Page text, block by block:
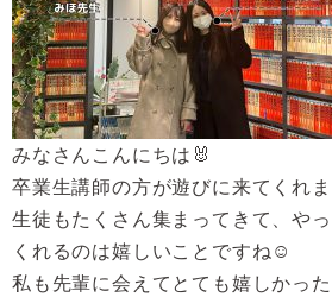
みなさんこんにちは🐰
卒業生講師の方が遊びに来てくれ
生徒もたくさん集まってきて、や
くれるのは嬉しいことですね☺️
私も先輩に会えてとても嬉しかった